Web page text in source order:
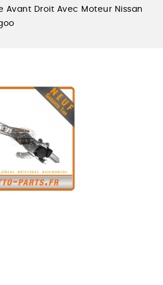
Avant Droit Avec Moteur Nissan